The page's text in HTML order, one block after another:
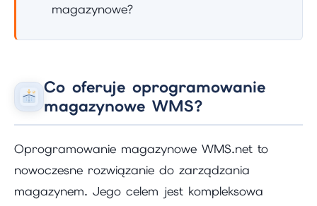
magazynowe?
Co oferuje oprogramowanie
magazynowe WMS?
Oprogramowanie magazynowe WMS.net to
nowoczesne rozwiązanie do zarządzania
magazynem. Jego celem jest kompleksowa